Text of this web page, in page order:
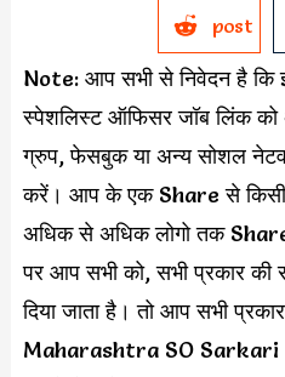
post
Note: आप सभी से निवेदन है कि
स्पेशलिस्ट ऑफिसर जॉब लिंक
ग्रुप, फेसबुक या अन्य सोशल
करें। आप के एक Share से किसी
अधिक से अधिक लोगो तक
पर आप सभी को, सभी प्रकार की
दिया जाता है। तो आप सभी
Maharashtra SO Sarkari